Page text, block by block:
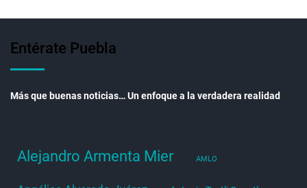
Entérate Puebla
Más que buenas noticias… Un enfoque a la verdadera realidad
Alejandro Armenta Mier AMLO